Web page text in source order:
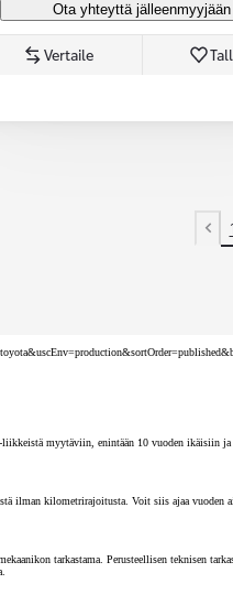
Ota yhteyttä jälleenmyyjään
Vertaile
myytäviin, enintään 10 vuoden ikäisiin
ilman kilometrirajoitusta. Voit siis ajaa
tarkastama. Perusteellisen teknisen